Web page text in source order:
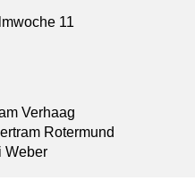
11
Verhaag
Rotermund
Weber